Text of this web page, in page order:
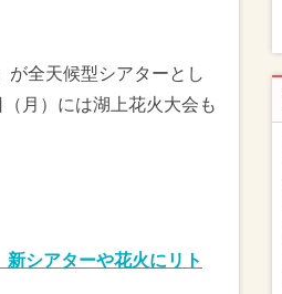
が全天候型シアターとし
月）には湖上花火大会も
シアターや花火にリト